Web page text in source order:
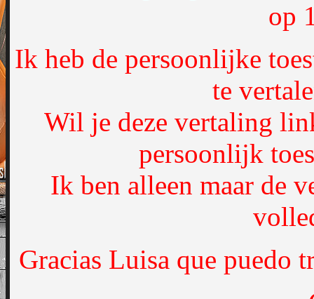
op
Ik heb de persoonlijke
te
Wil je deze vertaling
persoonlijk
Ik ben alleen maar de
Gracias Luisa que puedo